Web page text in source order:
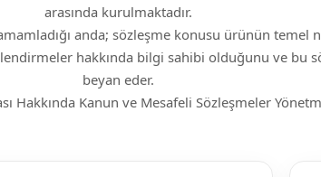
arasında kurulmaktadır.
anda; sözleşme konusu ürünün temel
hakkında bilgi sahibi olduğunu ve bu
beyan eder.
Hakkında Kanun ve Mesafeli Sözleşmeler